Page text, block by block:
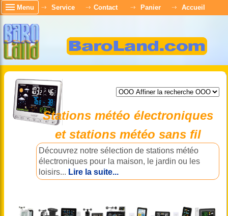
Menu Service Contact Panier Accueil
Stations météo électroniques
et stations météo sans fil
Découvrez notre sélection de stations météo
électroniques pour la maison, le jardin ou les
loisirs... Lire la suite...